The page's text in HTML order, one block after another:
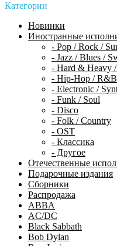
Категории
Новинки
Иностранные
- Pop / Rock /
- Jazz / Blues /
- Hard & Heavy
- Hip-Hop / R&B
- Electronic /
- Funk / Soul
- Disco
- Folk / Country
- OST
- Классика
- Другое
Отечественные
Подарочные издания
Сборники
Распродажа
ABBA
AC/DC
Black Sabbath
Bob Dylan